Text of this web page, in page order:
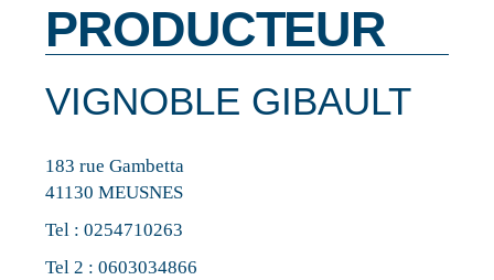
PRODUCTEUR
VIGNOBLE GIBAULT
183 rue Gambetta
41130 MEUSNES
Tel :0254710263
Tel 2 :0603034866